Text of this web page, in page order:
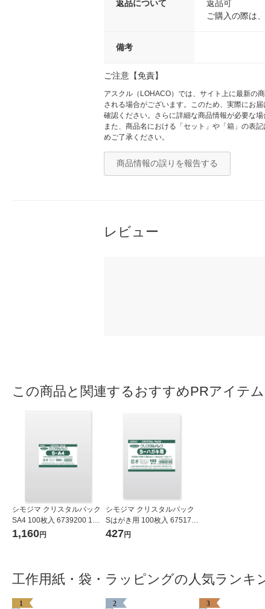
返品について
返品可
ご購入の際は
備考
ご注意【免責】
アスクル（LOHACO）では、サイト上に最新の
される場合がございます。このため、実際にお
確認ください。さらに詳細な商品情報が必要な
また、商品名における「セット」や「箱」の表
めご了承ください。
商品情報の誤りを報告する
レビュー
この商品と関連するおすすめPRアイテム
シモジマ クリスタルパック
SA4 100枚入 6739200 1袋
(100枚入)
1,160円
シモジマ クリスタルパック
Sはがき用 100枚入 675170
0 1袋(100枚入)
427円
工作用紙・袋・ラッピングの人気ランキ
1 2 3